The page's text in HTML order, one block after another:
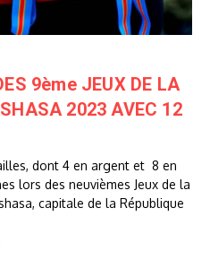
9ème JEUX DE LA
2023 AVEC 12
dont 4 en argent et 8 en
lors des neuvièmes Jeux de la
capitale de la République